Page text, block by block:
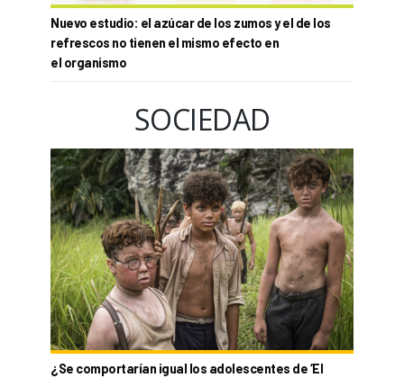
Nuevo estudio: el azúcar de los zumos y el de los
refrescos no tienen el mismo efecto en
el organismo
SOCIEDAD
¿Se comportarían igual los adolescentes de ‘El